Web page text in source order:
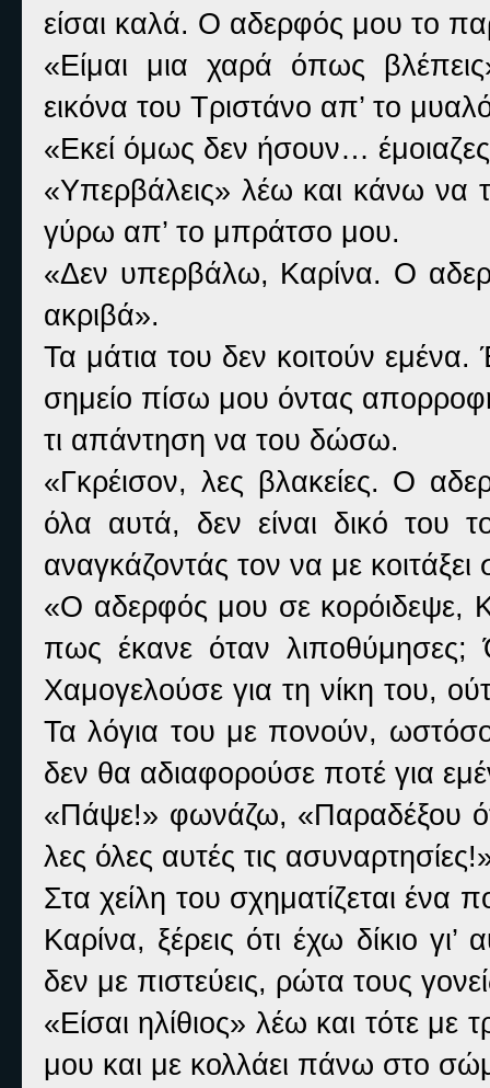
είσαι καλά. Ο αδερφός μου το
«Είμαι μια χαρά όπως
εικόνα του Τριστάνο απ’ το
«Εκεί όμως δεν ήσουν…
«Υπερβάλεις» λέω και κάνω να
γύρω απ’ το μπράτσο μου.
«Δεν υπερβάλω, Καρίνα. Ο
ακριβά».
Τα μάτια του δεν κοιτούν
σημείο πίσω μου όντας
τι απάντηση να του δώσω.
«Γκρέισον, λες βλακείες. Ο
όλα αυτά, δεν είναι δικό του
αναγκάζοντάς τον να με κοιτάξει
«Ο αδερφός μου σε κορόιδεψε,
πως έκανε όταν λιποθύμησες;
Χαμογελούσε για τη νίκη του,
Τα λόγια του με πονούν,
δεν θα αδιαφορούσε ποτέ για
«Πάψε!» φωνάζω, «Παραδέξου
λες όλες αυτές τις
Στα χείλη του σχηματίζεται
Καρίνα, ξέρεις ότι έχω δίκιο
δεν με πιστεύεις, ρώτα τους
«Είσαι ηλίθιος» λέω και τότε με
μου και με κολλάει πάνω στο